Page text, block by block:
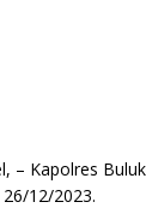
– Kapolres
12/2023.